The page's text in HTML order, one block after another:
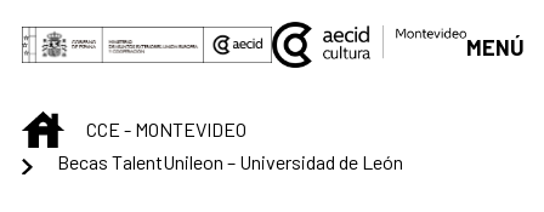
Saltar al contenido principal
MENÚ
INICIOCCE - MONTEVIDEO
Becas TalentUnileon – Universidad de León